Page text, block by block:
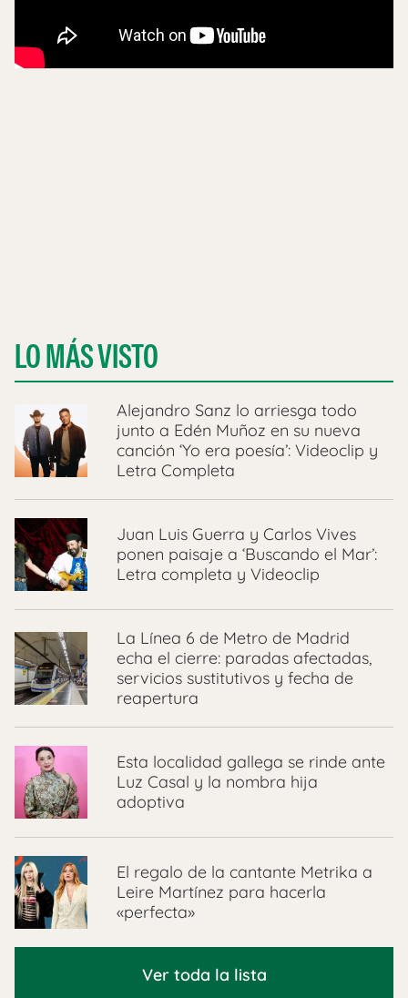
LO MÁS VISTO
Alejandro Sanz lo arriesga todo
junto a Edén Muñoz en su nueva
canción ‘Yo era poesía’: Videoclip y
Letra Completa
Juan Luis Guerra y Carlos Vives
ponen paisaje a ‘Buscando el Mar’:
Letra completa y Videoclip
La Línea 6 de Metro de Madrid
echa el cierre: paradas afectadas,
servicios sustitutivos y fecha de
reapertura
Esta localidad gallega se rinde ante
Luz Casal y la nombra hija
adoptiva
El regalo de la cantante Metrika a
Leire Martínez para hacerla
«perfecta»
Ver toda la lista